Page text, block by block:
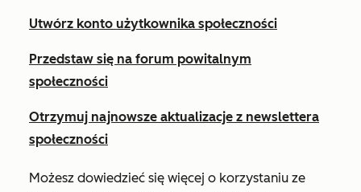
Utwórz konto użytkownika społeczności
Przedstaw się na forum powitalnym
społeczności
Otrzymuj najnowsze aktualizacje z newslettera
społeczności
Możesz dowiedzieć się więcej o korzystaniu ze